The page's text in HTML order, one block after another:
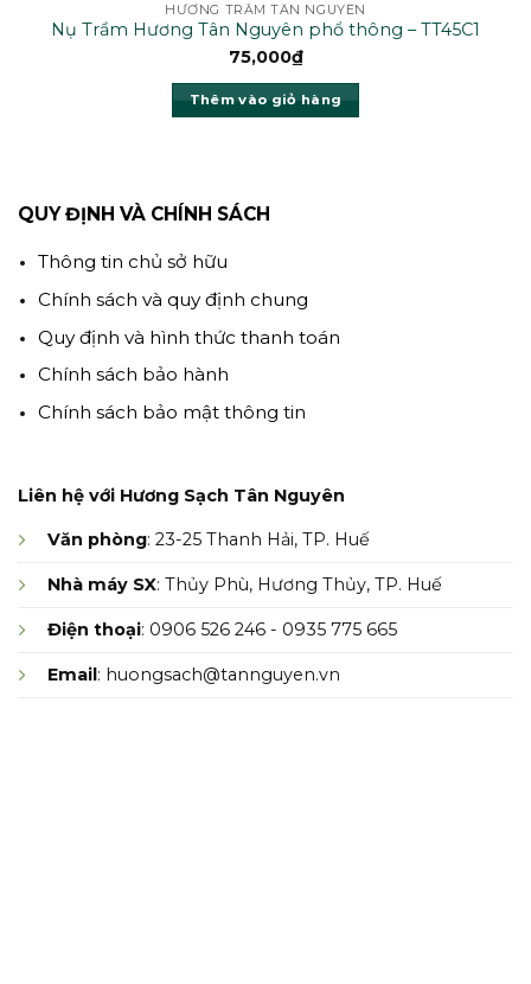
HƯƠNG TRẦM TÂN NGUYÊN
Nụ Trầm Hương Tân Nguyên phổ thông – TT45C1
75,000₫
Thêm vào giỏ hàng
QUY ĐỊNH VÀ CHÍNH SÁCH
Thông tin chủ sở hữu
Chính sách và quy định chung
Quy định và hình thức thanh toán
Chính sách bảo hành
Chính sách bảo mật thông tin
Liên hệ với Hương Sạch Tân Nguyên
Văn phòng: 23-25 Thanh Hải, TP. Huế
Nhà máy SX: Thủy Phù, Hương Thủy, TP. Huế
Điện thoại: 0906 526 246 - 0935 775 665
Email: huongsach@tannguyen.vn